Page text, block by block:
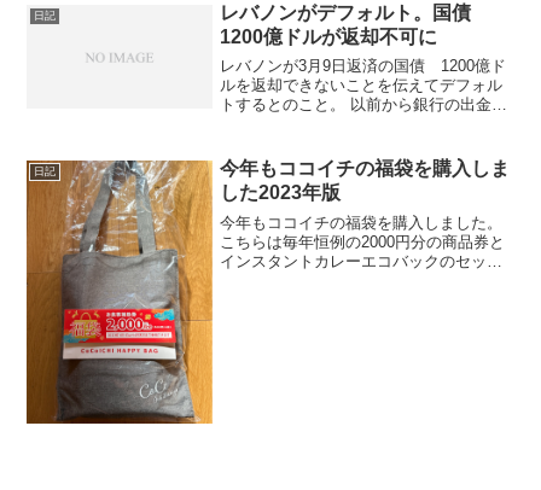
日記
レバノンがデフォルト。国債
1200億ドルが返却不可に
レバノンが3月9日返済の国債 1200億ド
ルを返却できないことを伝えてデフォル
トするとのこと。 以前から銀行の出金制
と。外貨の圧倒的不足は免れない状態
日記
今年もココイチの福袋を購入しま
した2023年版
今年もココイチの福袋を購入しました。
こちらは毎年恒例の2000円分の商品券と
インスタントカレーエコバックのセット